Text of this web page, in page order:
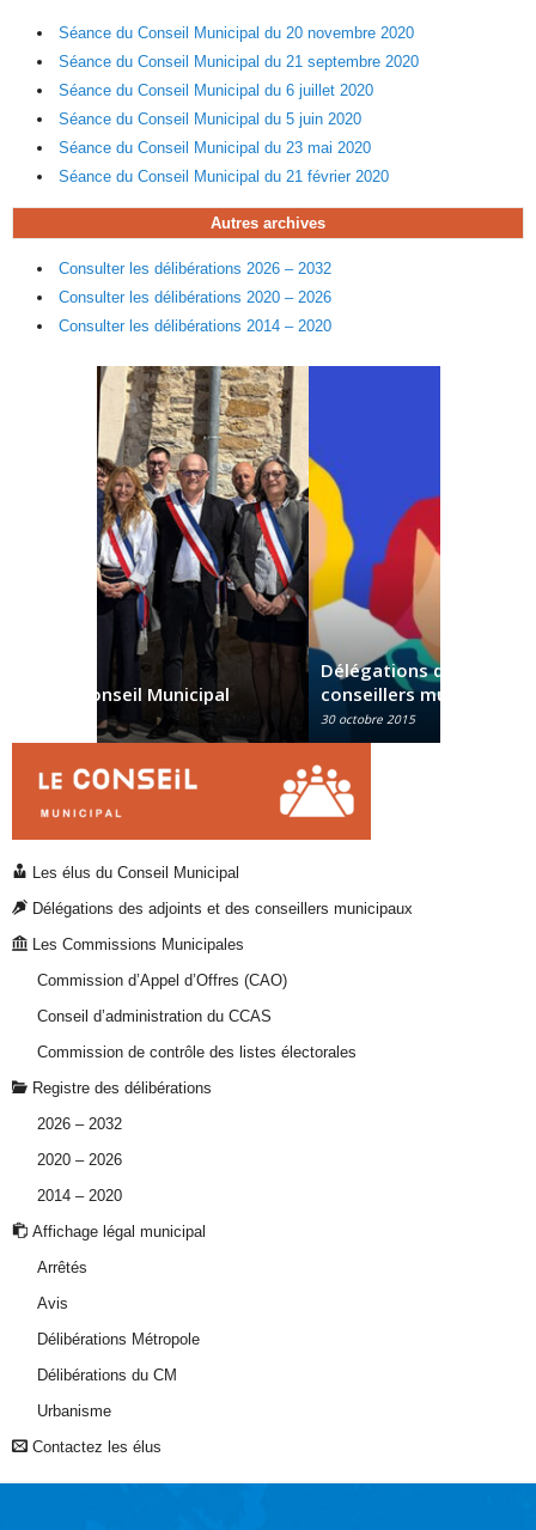
Séance du Conseil Municipal du 20 novembre 2020
Séance du Conseil Municipal du 21 septembre 2020
Séance du Conseil Municipal du 6 juillet 2020
Séance du Conseil Municipal du 5 juin 2020
Séance du Conseil Municipal du 23 mai 2020
Séance du Conseil Municipal du 21 février 2020
Autres archives
Consulter les délibérations 2026 – 2032
Consulter les délibérations 2020 – 2026
Consulter les délibérations 2014 – 2020
Délégations des adjoints et des
conseillers municipaux
30 octobre 2015
Les élus du Conseil Municipal
Délégations des adjoints et des conseillers municipaux
Les Commissions Municipales
Commission d’Appel d’Offres (CAO)
Conseil d’administration du CCAS
Commission de contrôle des listes électorales
Registre des délibérations
2026 – 2032
2020 – 2026
2014 – 2020
Affichage légal municipal
Arrêtés
Avis
Délibérations Métropole
Délibérations du CM
Urbanisme
Contactez les élus